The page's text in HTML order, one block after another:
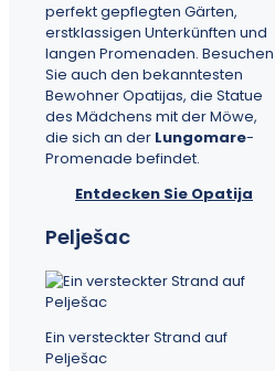
perfekt gepflegten Gärten,
erstklassigen Unterkünften und
langen Promenaden. Besuchen
Sie auch den bekanntesten
Bewohner Opatijas, die Statue
des Mädchens mit der Möwe,
die sich an der Lungomare-
Promenade befindet.
Entdecken Sie Opatija
Pelješac
Ein versteckter Strand auf
Pelješac